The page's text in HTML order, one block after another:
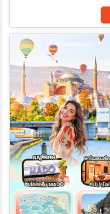
19 ธ.ค. 69 - 27 ธ.ค. 69
25 ธ.ค. 69 - 02 ม.ค. 70
27 ธ.ค. 69 - 04 ม.ค. 70